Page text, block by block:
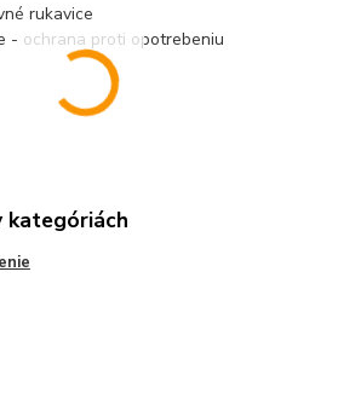
rukavice
- ochrana proti opotrebeniu
kategóriách